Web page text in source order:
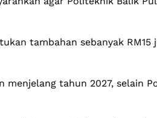
tambahan sebanyak
tahun 2027, selain